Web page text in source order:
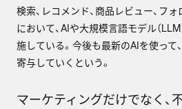
検索、レコメンド、商品レビュー、フ
において、AIや大規模言語モデル（
施している。今後も最新のAIを使って
寄与していくという。
マーケティングだけでなく、